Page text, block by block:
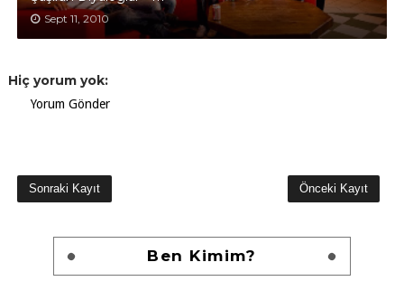
Sept 11, 2010
Hiç yorum yok:
Yorum Gönder
Sonraki Kayıt Önceki Kayıt
Ben Kimim?